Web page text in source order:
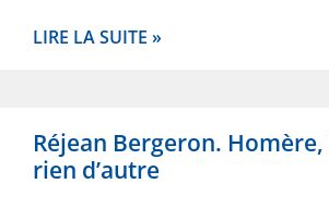
LIRE LA SUITE »
Réjean Bergeron.
rien d’autre